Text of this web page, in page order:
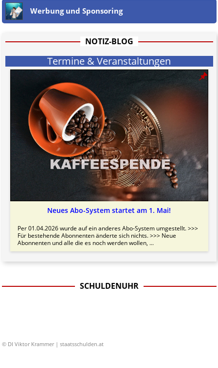
Herabwürdigung von Kanzleien darstellen, welche dies innerhalb
gesetzlich verankerter Regeln tun.
Jener Disclaimer soll sich nicht über gültiges Recht hinwegsetzen und
informativen Charakter.
Werbung und Sponsoring
NOTIZ-BLOG
Termine & Veranstaltungen
Neues Abo-System startet am 1. Mai!
Per 01.04.2026 wurde auf ein anderes Abo-System umgestellt. >>>
Für bestehende Abonnenten änderte sich nichts. >>> Neue
Abonnenten und alle die es noch werden wollen, ...
SCHULDENUHR
© DI Viktor Krammer | staatsschulden.at